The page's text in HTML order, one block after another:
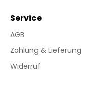
Service
AGB
Zahlung & Lieferung
Widerruf